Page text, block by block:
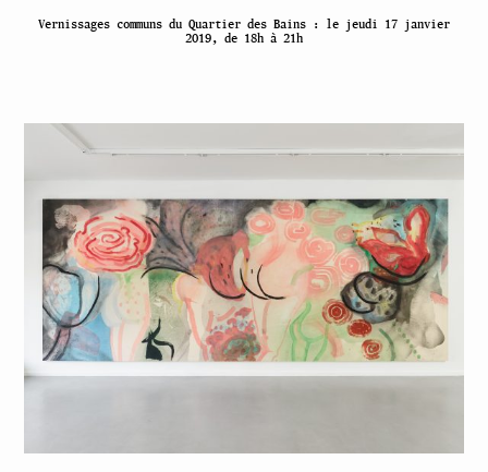
Vernissages communs du Quartier des Bains : le jeudi 17 janvier
2019, de 18h à 21h